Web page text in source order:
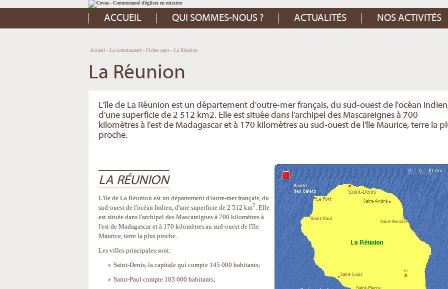
Aller
au
contenu.
Aller
à
Outils
personnels
ACCUEIL QUI SOMMES-NOUS ? ACTUALITÉS NOS ACTIVITÉS
Accueil › La communauté › Fiches pays › La Réunion
La Réunion
L'île de La Réunion est un département d'outre-mer français, du sud-ouest de l'océan
d'une superficie de 2 512 km2. Elle est située dans l'archipel des Mascareignes à 700
kilomètres à l'est de Madagascar et à 170 kilomètres au sud-ouest de l'île Maurice, terre la
proche.
LA RÉUNION
L'île de La Réunion est un département d'outre-mer français, du
sud-ouest de l'océan Indien, d'une superficie de 2 512 km2. Elle
est située dans l'archipel des Mascareignes à 700 kilomètres à
l'est de Madagascar et à 170 kilomètres au sud-ouest de l'île
Maurice, terre la plus proche.
Les villes principales sont:
Saint-Denis, la capitale qui compte 145 000 habitants;
Saint-Paul compte 103 000 habitants;